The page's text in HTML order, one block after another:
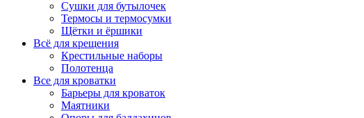
Сушки для бутылочек
Термосы и термосумки
Щётки и ёршики
Всё для крещения
Крестильные наборы
Полотенца
Все для кроватки
Барьеры для кроваток
Маятники